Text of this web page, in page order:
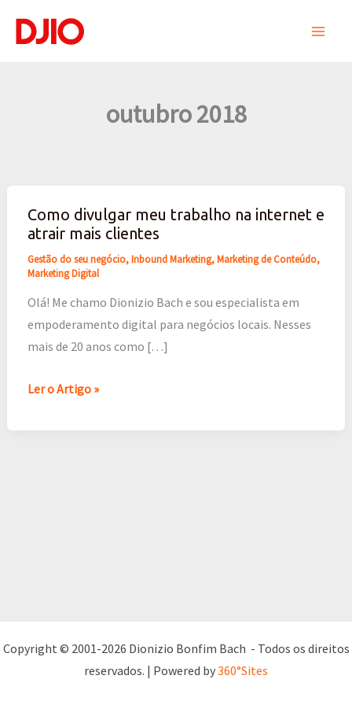
outubro 2018
Como divulgar meu trabalho na internet e
atrair mais clientes
Gestão do seu negócio,Inbound Marketing,Marketing de Conteúdo,
Marketing Digital
Olá! Me chamo Dionizio Bach e sou especialista em
empoderamento digital para negócios locais. Nesses
mais de 20 anos como […]
Como
divulgar
meu
trabalho
na
internet
e
mais
Ler o Artigo »
Copyright © 2001-2026 Dionizio Bonfim Bach - Todos os direitos
reservados. | Powered by360°Sites